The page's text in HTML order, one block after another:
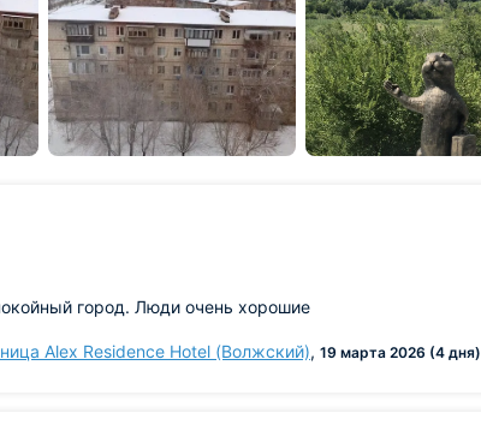
город. Люди очень хорошие
Alex Residence Hotel (Волжский), 19 марта 2026 (4 дня)